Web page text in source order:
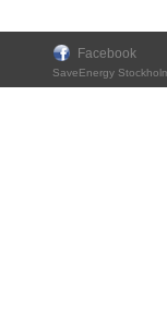
Facebook
SaveEnergy